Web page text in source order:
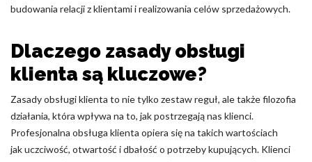
budowania relacji z klientami i realizowania celów sprzedażowych.
Dlaczego zasady obsługi
klienta są kluczowe?
Zasady obsługi klienta to nie tylko zestaw reguł, ale także filozofia
działania, która wpływa na to, jak postrzegają nas klienci.
Profesjonalna obsługa klienta opiera się na takich wartościach
jak uczciwość, otwartość i dbałość o potrzeby kupujących. Klienci